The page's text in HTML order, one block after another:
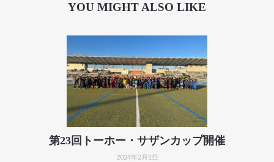
YOU MIGHT ALSO LIKE
第23回トーホー・サザンカップ開催
2024年2月1日